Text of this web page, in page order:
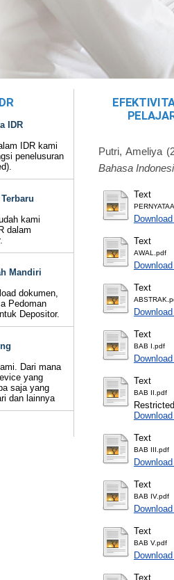
IDR
IDR kami
penelusuran
kami
dalam
Mandiri
dokumen,
Pedoman
Depositor.
Dari mana
yang
saja yang
dan lainnya
Putri, Ameliya
Bahasa
Text
Text
AWAL.pdf
Text
Text
BAB I.pdf
Text
BAB II.pdf
Text
BAB III.pdf
Text
BAB IV.pdf
Text
BAB V.pdf
Text